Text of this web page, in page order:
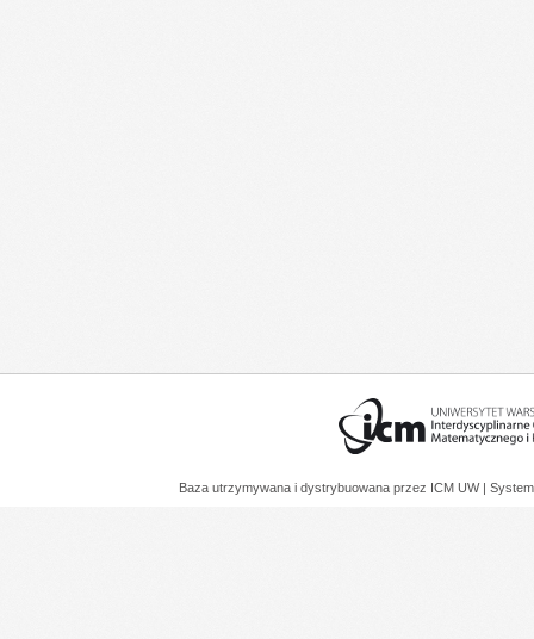
Baza utrzymywana i dystrybuowana przez ICM UW |